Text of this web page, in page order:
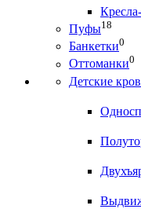
Пуфы18
Банкетки0
Оттоманки0
Детские